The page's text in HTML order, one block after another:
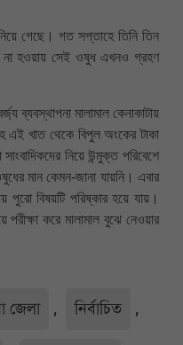
গেছে। গত সপ্তাহে তিনি তিন
না হওয়ায় সেই ওষুধ এখনও গ্রহণ
ব্যবস্থাপনা মালামাল কেনাকাটায়
এই খাত থেকে বিপুল অংকের টাকা
নিয়ে উন্মুক্ত পরিবেশে
মান কেমন-জানা যায়নি। এবার
পুরো বিষয়টি পরিষ্কার হয়ে যায়।
পরীক্ষা করে মালামাল বুঝে নেওয়ার
জেলা , নির্বাচিত ,